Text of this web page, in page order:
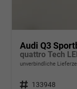
Audi Q3
quattro Tech
unverbindliche
Fahrzeugnr. 133948